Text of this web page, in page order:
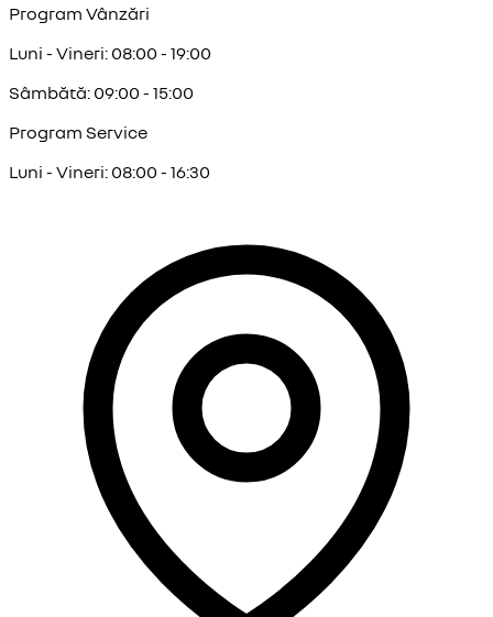
Program Vânzări
Luni - Vineri: 08:00 - 19:00
Sâmbătă: 09:00 - 15:00
Program Service
Luni - Vineri: 08:00 - 16:30